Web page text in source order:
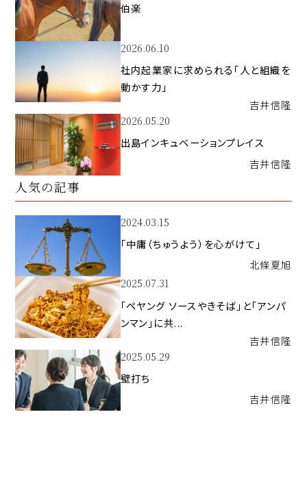
伯楽
2026.06.10
社内起業家に求められる「人と組織を
動かす力」
吉井信隆
2026.05.20
出島インキュベーションプレイス
吉井信隆
人気の記事
2024.03.15
「中庸（ちゅうよう）を心がけて」
北條夏旭
2025.07.31
「ペヤング ソースやきそば」と「アンパ
ンマン」に共...
吉井信隆
2025.05.29
壁打ち
吉井信隆